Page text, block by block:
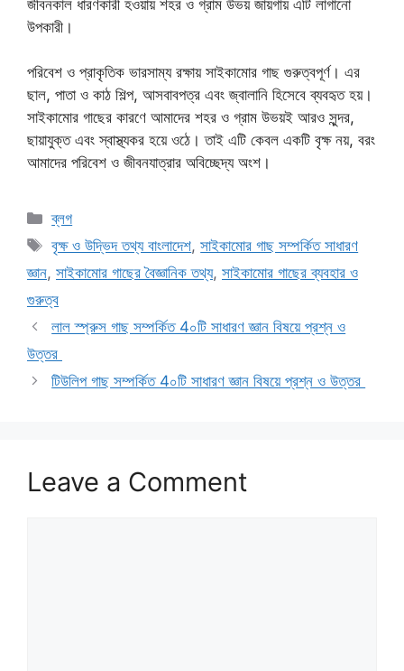
জীবনকাল ধারণকারী হওয়ায় শহর ও গ্রাম উভয় জায়গায় এটি লাগানো
উপকারী।
পরিবেশ ও প্রাকৃতিক ভারসাম্য রক্ষায় সাইকামোর গাছ গুরুত্বপূর্ণ। এর
ছাল, পাতা ও কাঠ শিল্প, আসবাবপত্র এবং জ্বালানি হিসেবে ব্যবহৃত হয়।
সাইকামোর গাছের কারণে আমাদের শহর ও গ্রাম উভয়ই আরও সুন্দর,
ছায়াযুক্ত এবং স্বাস্থ্যকর হয়ে ওঠে। তাই এটি কেবল একটি বৃক্ষ নয়, বরং
আমাদের পরিবেশ ও জীবনযাত্রার অবিচ্ছেদ্য অংশ।
Categories
ব্লগ
Tags
বৃক্ষ ও উদ্ভিদ তথ্য বাংলাদেশ,সাইকামোর গাছ সম্পর্কিত সাধারণ
জ্ঞান, সাইকামোর গাছের বৈজ্ঞানিক তথ্য, সাইকামোর গাছের ব্যবহার ও
গুরুত্ব
লাল স্প্রুস গাছ সম্পর্কিত 4০টি সাধারণ জ্ঞান বিষয়ে প্রশ্ন ও
উত্তর
টিউলিপ গাছ সম্পর্কিত 4০টি সাধারণ জ্ঞান বিষয়ে প্রশ্ন ও উত্তর
Leave a Comment